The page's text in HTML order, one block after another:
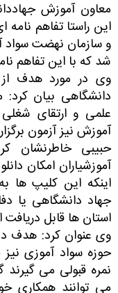
معاون آموزش
این راستا تفاهم
و سازمان نهضت سواد
شد که با این تفاهم
وی در مورد هدف از
دانشگاهی بیان
علمی و ارتقای
آموزش نیز آزمون
حبیبی خاطرنشان
آموزشیاران امکان
اینکه این کلیپ ها
جهاد دانشگاهی یا
استان ها قابل
وی عنوان کرد: هدف
حوزه سواد آموزی
نمره قبولی می گیرند
می توانند همکاری